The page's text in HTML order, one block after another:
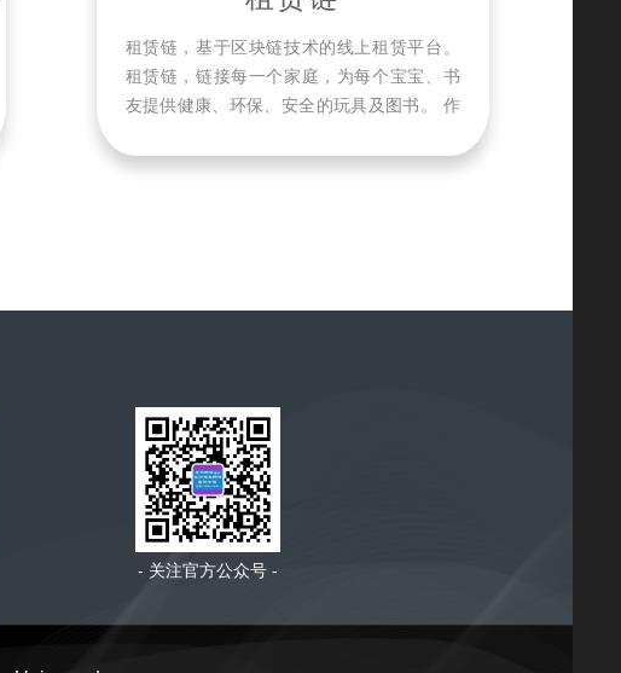
租赁链，基于区块链技术的线上租赁平台。
租赁链，链接每一个家庭，为每个宝宝、书
友提供健康、环保、安全的玩具及图书。 作
的闲置玩具，积累起来侵占了宝贵的家庭空
放心
- 关注官方公众号 -